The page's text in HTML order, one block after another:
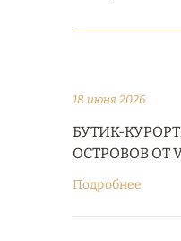
18 июня 2026
БУТИК-
ОСТРОВОВ ОТ
Подробнее